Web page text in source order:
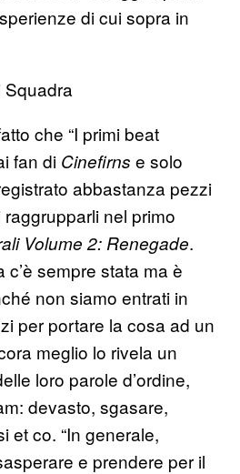
di cui sopra in
che “I primi beat
fan di Cinefirns e solo
abbastanza pezzi
nel primo
Volume 2: Renegade.
c’è sempre stata ma è
non siamo entrati in
per portare la cosa ad un
meglio lo rivela un
loro parole d’ordine,
devasto, sgasare,
et co. “In generale,
e prendere per il